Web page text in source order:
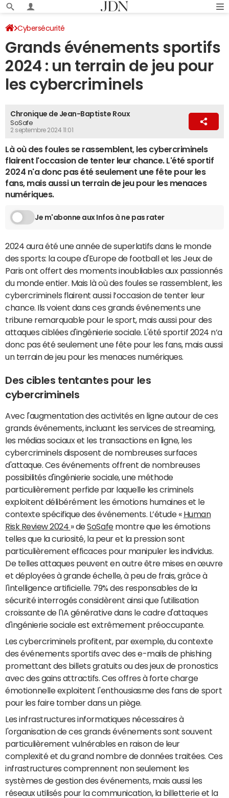
Cybersécurité
Grands événements sportifs
2024 : un terrain de jeu pour
les cybercriminels
Chronique de Jean-Baptiste Roux
SoSafe
2 septembre 2024 11:01
Là où des foules se rassemblent, les cybercriminels
flairent l'occasion de tenter leur chance. L'été sportif
2024 n'a donc pas été seulement une fête pour les
fans, mais aussi un terrain de jeu pour les menaces
numériques.
Je m'abonne aux Infos à ne pas rater
2024 aura été une année de superlatifs dans le monde
des sports: la coupe d'Europe de football et les Jeux de
Paris ont offert des moments inoubliables aux passionnés
du monde entier. Mais là où des foules se rassemblent, les
cybercriminels flairent aussi l’occasion de tenter leur
chance. Ils voient dans ces grands événements une
tribune remarquable pour le sport, mais aussi pour des
attaques ciblées d'ingénierie sociale. L'été sportif 2024 n’a
donc pas été seulement une fête pour les fans, mais aussi
un terrain de jeu pour les menaces numériques.
Des cibles tentantes pour les
cybercriminels
Avec l'augmentation des activités en ligne autour de ces
grands événements, incluant les services de streaming,
les médias sociaux et les transactions en ligne, les
cybercriminels disposent de nombreuses surfaces
d'attaque. Ces événements offrent de nombreuses
possibilités d'ingénierie sociale, une méthode
particulièrement perfide par laquelle les criminels
exploitent délibérément les émotions humaines et le
contexte spécifique des événements. L’étude « Human
Risk Review 2024 » deSoSafemontre que les émotions
telles que la curiosité, la peur et la pression sont
particulièrement efficaces pour manipuler les individus.
De telles attaques peuvent en outre être mises en œuvre
et déployées à grande échelle, à peu de frais, grâce à
l'intelligence artificielle. 79% des responsables de la
sécurité interrogés considèrent ainsi que l'utilisation
croissante de l'IA générative dans le cadre d'attaques
d'ingénierie sociale est extrêmement préoccupante.
Les cybercriminels profitent, par exemple, du contexte
des événements sportifs avec des e-mails de phishing
promettant des billets gratuits ou des jeux de pronostics
avec des gains attractifs. Ces offres à forte charge
émotionnelle exploitent l'enthousiasme des fans de sport
pour les faire tomber dans un piège.
Les infrastructures informatiques nécessaires à
l'organisation de ces grands événements sont souvent
particulièrement vulnérables en raison de leur
complexité et du grand nombre de données traitées. Ces
infrastructures comprennent non seulement les
systèmes de gestion des événements, mais aussi les
réseaux utilisés pour la communication, la billetterie et la